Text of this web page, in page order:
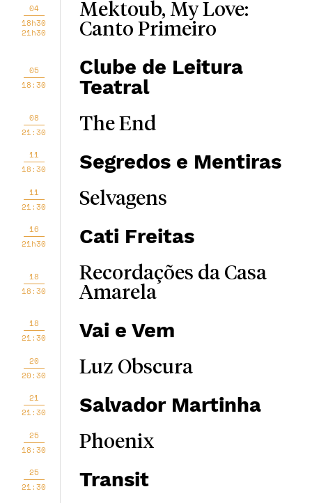
04
18h30
21h30
Mektoub, My Love:
Canto Primeiro
05
18:30
Clube de Leitura
Teatral
08
21:30
The End
11
18:30
Segredos e Mentiras
11
21:30
Selvagens
16
21h30
Cati Freitas
18
18:30
Recordações da Casa
Amarela
18
21:30
Vai e Vem
20
20:30
Luz Obscura
21
21:30
Salvador Martinha
25
18:30
Phoenix
25
21:30
Transit